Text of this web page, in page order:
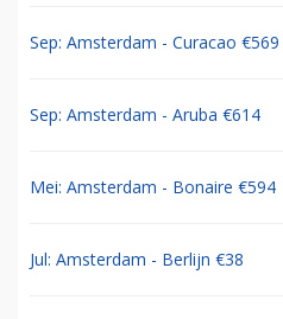
Sep: Amsterdam - Curacao €569
Sep: Amsterdam - Aruba €614
Mei: Amsterdam - Bonaire €594
Jul: Amsterdam - Berlijn €38